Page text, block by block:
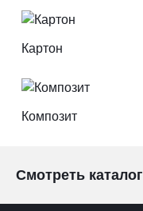
Картон
Композит
Смотреть каталог